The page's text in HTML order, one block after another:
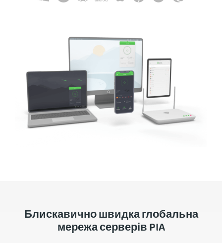
Блискавично швидка глобальна
мережа серверів PIA